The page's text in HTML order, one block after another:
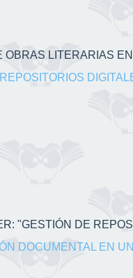
LITERARIAS
"GESTIÓN DE
DOCUMENTAL EN